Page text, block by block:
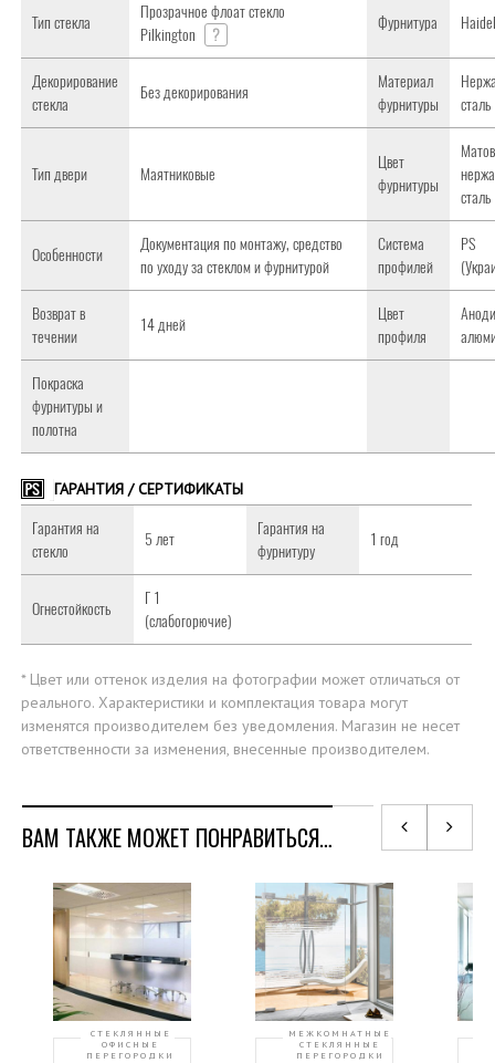
Тип стекла
Прозрачное флоат стекло
Pilkington
?
Фурнитура
Декорирование
стекла
Без декорирования
Материал
фурнитуры
сталь
Тип двери Маятниковые
Цвет
фурнитуры
сталь
Особенности
Документация по монтажу, средство
по уходу за стеклом и фурнитурой
Система
профилей
PS
Возврат в
течении
14 дней
Цвет
профиля
Покраска
фурнитуры и
полотна
ГАРАНТИЯ / СЕРТИФИКАТЫ
Гарантия на
стекло
5 лет
Гарантия на
фурнитуру
1 год
Огнестойкость
Г 1
(слабогорючие)
* Цвет или оттенок изделия на фотографии может отличаться от
реального. Характеристики и комплектация товара могут
изменятся производителем без уведомления. Магазин не несет
ответственности за изменения, внесенные производителем.
ВАМ ТАКЖЕ МОЖЕТ ПОНРАВИТЬСЯ…
СТЕКЛЯННЫЕ
ОФИСНЫЕ
ПЕРЕГОРОДКИ
МЕЖКОМНАТНЫЕ
СТЕКЛЯННЫЕ
ПЕРЕГОРОДКИ